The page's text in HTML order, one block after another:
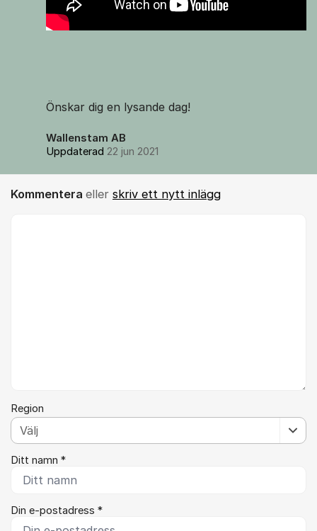
Önskar dig en lysande dag!
Wallenstam AB
Uppdaterad 22 jun 2021
Kommentera eller skriv ett nytt inlägg
Region
Ditt namn *
Din e-postadress *